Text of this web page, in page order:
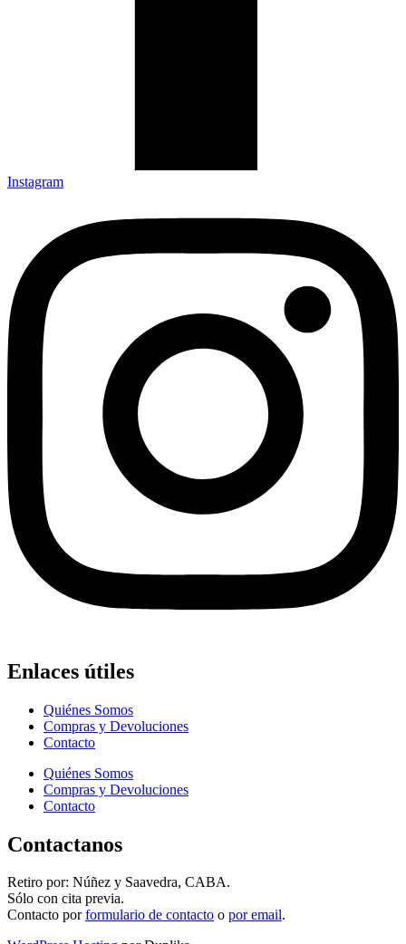
Instagram
Enlaces útiles
Quiénes Somos
Compras y Devoluciones
Contacto
Quiénes Somos
Compras y Devoluciones
Contacto
Contactanos
Retiro por: Núñez y Saavedra, CABA.
Sólo con cita previa.
Contacto porformulario de contacto o por email.